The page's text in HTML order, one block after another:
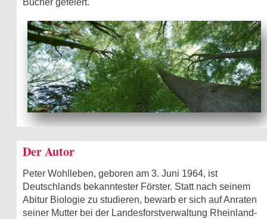
Bücher gefeiert.
Der Autor
Peter Wohlleben, geboren am 3. Juni 1964, ist
Deutschlands bekanntester Förster. Statt nach seinem
Abitur Biologie zu studieren, bewarb er sich auf Anraten
seiner Mutter bei der Landesforstverwaltung Rheinland-